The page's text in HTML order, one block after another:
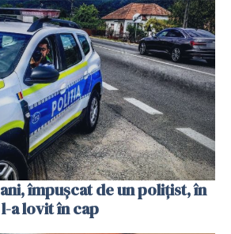
împușcat de un polițist, în
a lovit în cap